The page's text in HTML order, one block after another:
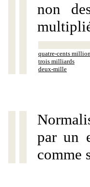
non
quatre-cents
trois milliards
deux-mille
par un
comme